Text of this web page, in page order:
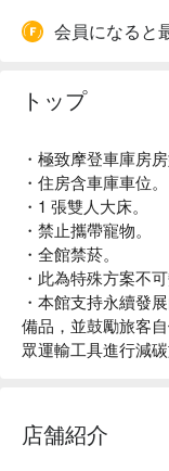
会員になると
トップ
・極致摩登車庫房
・住房含車庫車位。
・1 張雙人大床。
・禁止攜帶寵物。
・全館禁菸。
・此為特殊方案不
・本館支持永續發
備品，並鼓勵旅客
眾運輸工具進行減碳
店舗紹介